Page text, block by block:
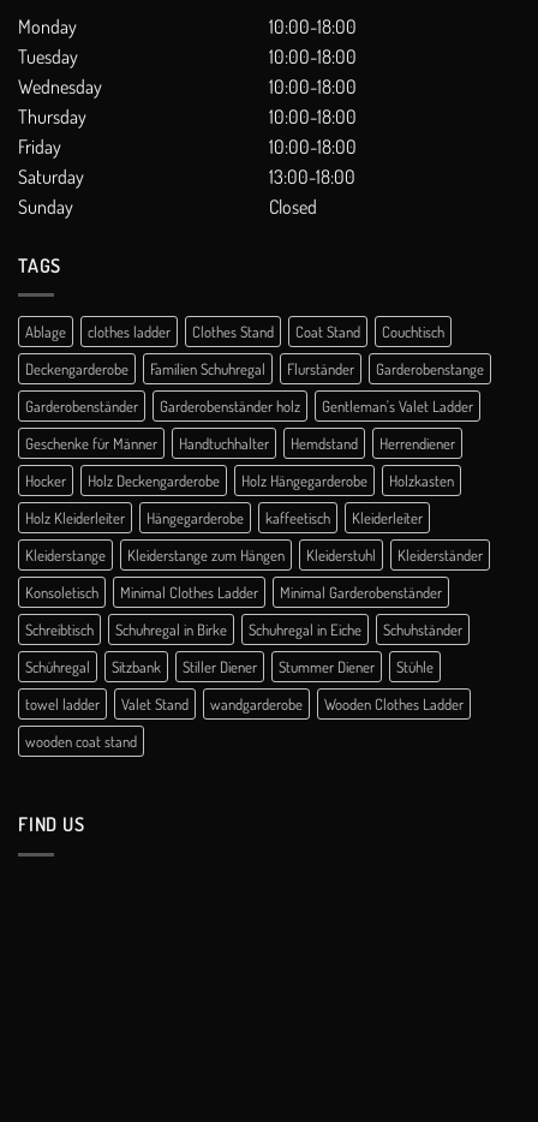
Monday
10:00-18:00
Tuesday
10:00-18:00
Wednesday
10:00-18:00
Thursday
10:00-18:00
Friday
10:00-18:00
Saturday
13:00-18:00
Sunday
Closed
TAGS
Ablage clothes ladder Clothes Stand Coat Stand
Couchtisch
Deckengarderobe
Familien Schuhregal Flurständer
Garderobenstange
Garderobenständer
Garderobenständer holz
Gentleman's Valet Ladder
Geschenke für Männer
Handtuchhalter Hemdstand
Herrendiener
Hocker
Holz Deckengarderobe Holz Hängegarderobe
Holzkasten
Holz Kleiderleiter
Hängegarderobe kaffeetisch
Kleiderleiter
Kleiderstange
Kleiderstange zum Hängen Kleiderstuhl
Kleiderständer
Konsoletisch
Minimal Clothes Ladder
Minimal Garderobenständer
Schreibtisch
Schuhregal in Birke Schuhregal in Eiche
Schuhständer
Schühregal
Sitzbank Stiller Diener Stummer Diener
Stühle
towel ladder
Valet Stand wandgarderobe
Wooden Clothes Ladder
wooden coat stand
FIND US